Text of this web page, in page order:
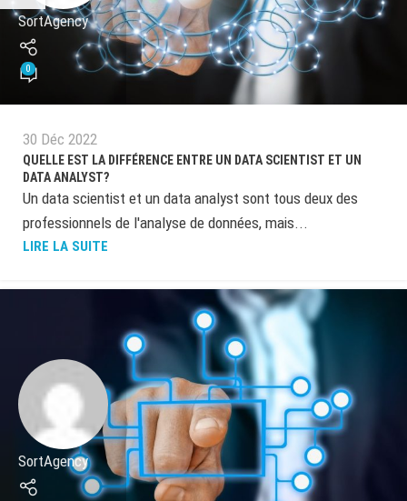
SortAgency
0
30 Déc 2022
QUELLE EST LA DIFFÉRENCE ENTRE UN DATA SCIENTIST ET UN
DATA ANALYST?
Un data scientist et un data analyst sont tous deux des
professionnels de l'analyse de données, mais...
LIRE LA SUITE
SortAgency